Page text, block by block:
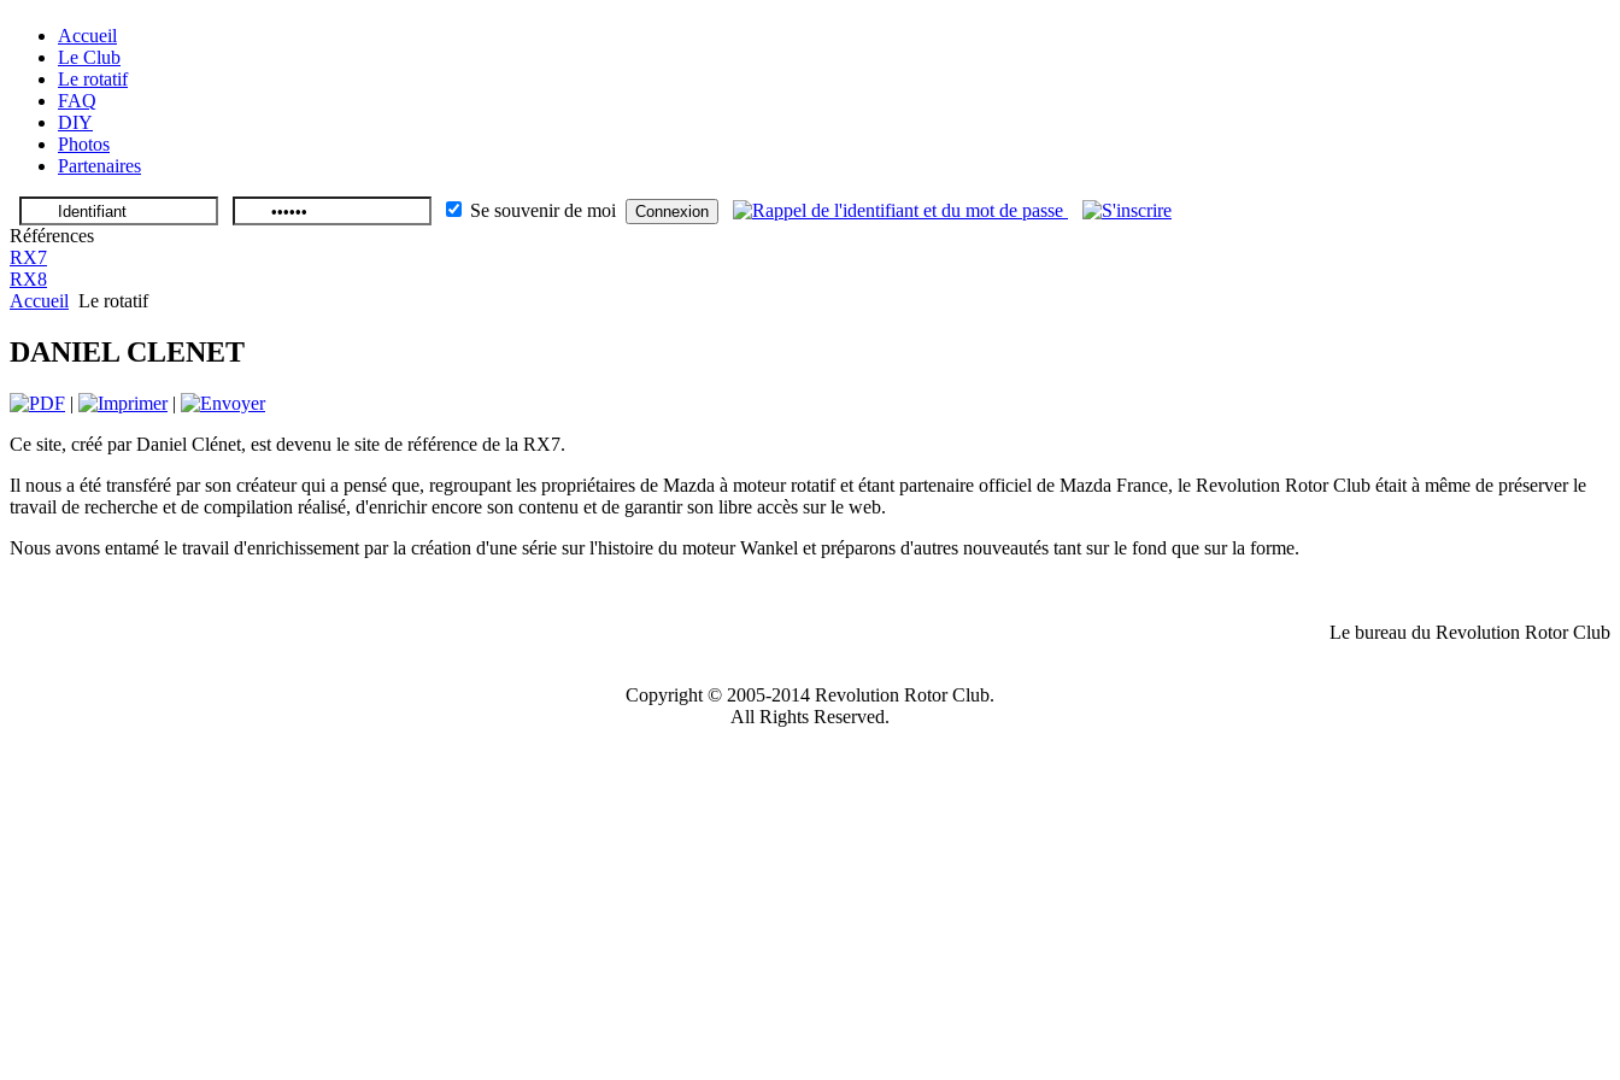
Accueil
Le Club
Le rotatif
FAQ
DIY
Photos
Partenaires
Se souvenir de moi
Références
RX7
RX8
Accueil Le rotatif
DANIEL CLENET
|
|
Ce site, créé par Daniel Clénet, est devenu le site de référence de la RX7.
Il nous a été transféré par son créateur qui a pensé que, regroupant les propriétaires de Mazda à moteur rotatif et étant partenaire officiel de Mazda France, le Revolution Rotor Club était à même de préserver le
travail de recherche et de compilation réalisé, d'enrichir encore son contenu et de garantir son libre accès sur le web.
Nous avons entamé le travail d'enrichissement par la création d'une série sur l'histoire du moteur Wankel et préparons d'autres nouveautés tant sur le fond que sur la forme.
Le bureau du Revolution Rotor Club
Copyright © 2005-2014 Revolution Rotor Club.
All Rights Reserved.